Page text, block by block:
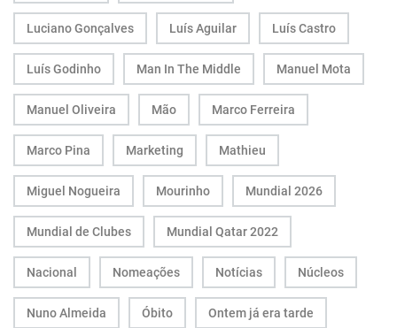
Luciano Gonçalves Luís Aguilar Luís Castro
Luís Godinho Man In The Middle Manuel Mota
Manuel Oliveira Mão Marco Ferreira
Marco Pina Marketing Mathieu
Miguel Nogueira Mourinho Mundial 2026
Mundial de Clubes Mundial Qatar 2022
Nacional Nomeações Notícias Núcleos
Nuno Almeida Óbito Ontem já era tarde